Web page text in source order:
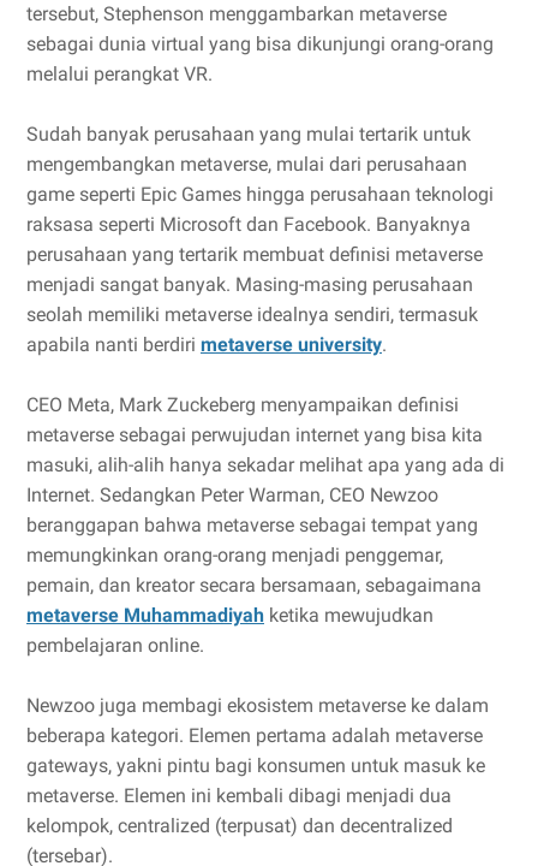
tersebut, Stephenson menggambarkan metaverse
sebagai dunia virtual yang bisa dikunjungi orang-orang
melalui perangkat VR.
Sudah banyak perusahaan yang mulai tertarik untuk
mengembangkan metaverse, mulai dari perusahaan
game seperti Epic Games hingga perusahaan teknologi
raksasa seperti Microsoft dan Facebook. Banyaknya
perusahaan yang tertarik membuat definisi metaverse
menjadi sangat banyak. Masing-masing perusahaan
seolah memiliki metaverse idealnya sendiri, termasuk
apabila nanti berdiri metaverse university.
CEO Meta, Mark Zuckeberg menyampaikan definisi
metaverse sebagai perwujudan internet yang bisa kita
masuki, alih-alih hanya sekadar melihat apa yang ada di
Internet. Sedangkan Peter Warman, CEO Newzoo
beranggapan bahwa metaverse sebagai tempat yang
memungkinkan orang-orang menjadi penggemar,
pemain, dan kreator secara bersamaan, sebagaimana
metaverse Muhammadiyah ketika mewujudkan
pembelajaran online.
Newzoo juga membagi ekosistem metaverse ke dalam
beberapa kategori. Elemen pertama adalah metaverse
gateways, yakni pintu bagi konsumen untuk masuk ke
metaverse. Elemen ini kembali dibagi menjadi dua
kelompok, centralized (terpusat) dan decentralized
(tersebar).